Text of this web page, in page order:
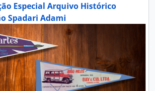
Especial Arquivo Histórico
Spadari Adami